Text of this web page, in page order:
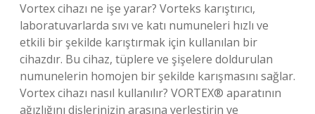
Vortex cihazı ne işe yarar? Vorteks karıştırıcı,
laboratuvarlarda sıvı ve katı numuneleri hızlı ve
etkili bir şekilde karıştırmak için kullanılan bir
cihazdır. Bu cihaz, tüplere ve şişelere doldurulan
numunelerin homojen bir şekilde karışmasını sağlar.
Vortex cihazı nasıl kullanılır? VORTEX® aparatının
ağızlığını dişlerinizin arasına yerleştirin ve